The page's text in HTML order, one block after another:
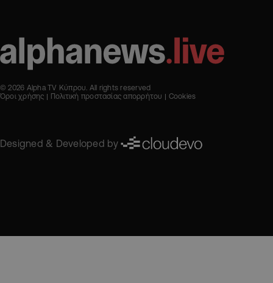
© 2026 Alpha TV Κύπρου. All rights reserved
Όροι χρήσης
Πολιτική προστασίας απορρήτου Cookies
Designed & Developed by